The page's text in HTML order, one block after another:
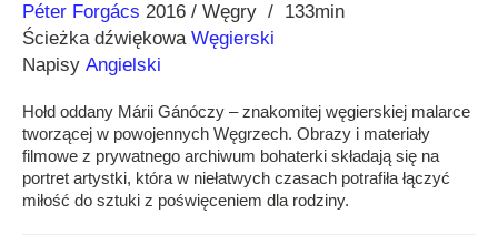
Reżyseria
Péter Forgács
Rok 2016 Węgry
133min
Ścieżka dźwiękowa Węgierski
Napisy Angielski
Hołd oddany Márii Gánóczy – znakomitej węgierskiej malarce
tworzącej w powojennych Węgrzech. Obrazy i materiały
filmowe z prywatnego archiwum bohaterki składają się na
portret artystki, która w niełatwych czasach potrafiła łączyć
miłość do sztuki z poświęceniem dla rodziny.